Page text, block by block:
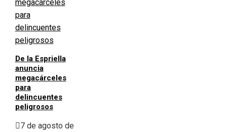
De la Espriella
anuncia
megacárceles
para
delincuentes
peligrosos
7 de agosto de